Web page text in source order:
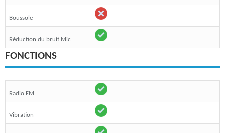
Boussole
Réduction du bruit Mic
FONCTIONS
Radio FM
Vibration